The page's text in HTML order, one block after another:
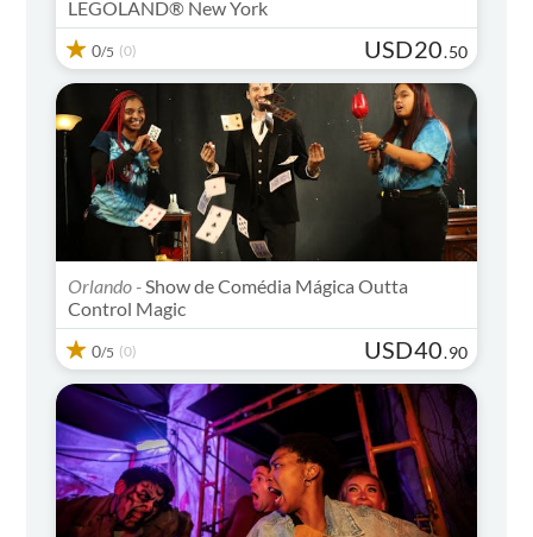
LEGOLAND® New York
0/5 (0) USD20.50
Orlando - Show de Comédia Mágica Outta
Control Magic
0/5 (0) USD40.90